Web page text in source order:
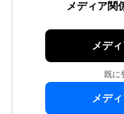
メディア関
メデ
既に
メデ